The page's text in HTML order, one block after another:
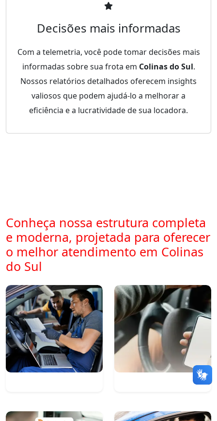
Decisões mais informadas
Com a telemetria, você pode tomar decisões mais
informadas sobre sua frota em Colinas do Sul.
Nossos relatórios detalhados oferecem insights
valiosos que podem ajudá-lo a melhorar a
eficiência e a lucratividade de sua locadora.
Conheça nossa estrutura completa
e moderna, projetada para oferecer
o melhor atendimento em Colinas
do Sul